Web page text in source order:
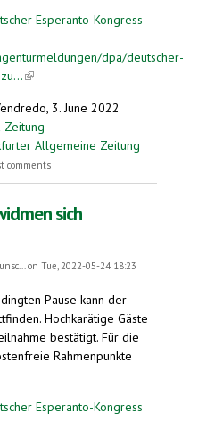
Esperanto-Kongress
dpa/deutscher-
(link is external)
3. June 2022
Zeitung
Allgemeine Zeitung
Esperanto-Kongress zu
comments
sich
on Tue, 2022-05-24 18:23
Pause kann der
Hochkarätige Gäste
bestätigt. Für die
Rahmenpunkte
Esperanto-Kongress